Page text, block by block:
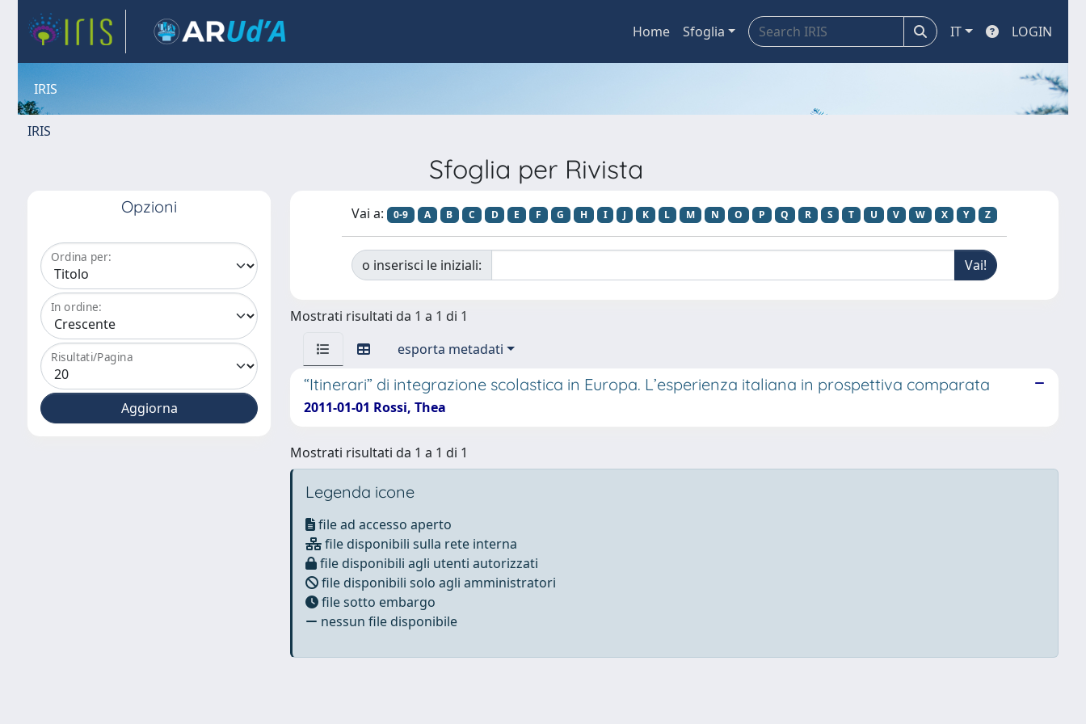
Home Sfoglia IT LOGIN
IRIS
IRIS
Sfoglia per Rivista
Opzioni
Ordina per:
In ordine:
Risultati/Pagina
Vai a: 0-9 A B C D E F G H I J K L M N O P Q R S T U V W X Y Z
o inserisci le iniziali:
Mostrati risultati da 1 a 1 di 1
esporta metadati
“Itinerari” di integrazione scolastica in Europa. L’esperienza italiana in prospettiva comparata
2011-01-01 Rossi, Thea
Mostrati risultati da 1 a 1 di 1
Legenda icone
file ad accesso aperto
file disponibili sulla rete interna
file disponibili agli utenti autorizzati
file disponibili solo agli amministratori
file sotto embargo
nessun file disponibile